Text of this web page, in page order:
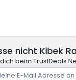
nicht Kibek
beim TrustDeals